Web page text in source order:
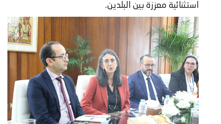
استثنائية معززة بين البلدين.